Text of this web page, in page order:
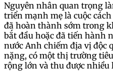
Nguyên nhân quan trọng
triển mạnh mẹ là cuộc
đã hoàn thành sớm trong
bắt đầu hoặc đã tiến hành
nước Anh chiếm địa vị độc
nặng, có một thị trường
rộng lớn và thu được nhiều